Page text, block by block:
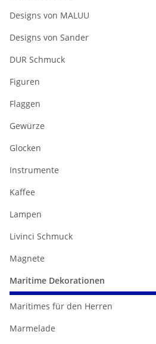
Designs von MALUU
Designs von Sander
DUR Schmuck
Figuren
Flaggen
Gewürze
Glocken
Instrumente
Kaffee
Lampen
Livinci Schmuck
Magnete
Maritime Dekorationen
Maritimes für den Herren
Marmelade